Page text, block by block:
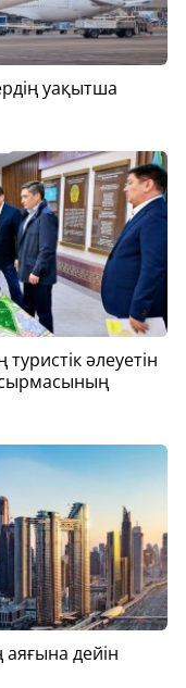
уақытша
әлеуетін
аяғына дейін